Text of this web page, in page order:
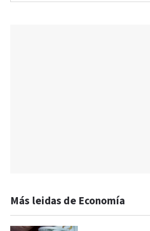
Más leidas de Economía